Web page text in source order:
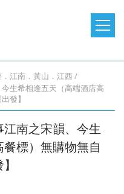
桃園
出
發．
桃園
出
發．
台中
出
發．
台中
出
發．
大陸
台中
出
發．
台中
出
發．
東南亞旅遊
台中
出
發．
桃園
出
發．
土耳
其．
黃金
北
歐．
芬
郵輪假期
台灣
旅遊
江南．黃山．江西
生希相逢五天（高端酒店高
發】
江南之宋韻、今生
標）無購物無自